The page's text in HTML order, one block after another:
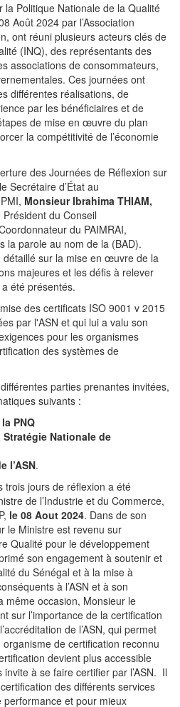
Politique Nationale de la Qualité
Août 2024 par l’Association
ont réuni plusieurs acteurs clés de
(INQ), des représentants des
associations de consommateurs,
Ces journées ont
différentes réalisations, de
par les bénéficiaires et de
de mise en œuvre du plan
la compétitivité de l’économie
des Journées de Réflexion sur
Secrétaire d’État au
Monsieur Ibrahima THIAM,
du Conseil
du PAIMRAI,
la parole au nom de la (BAD).
détaillé sur la mise en œuvre de la
majeures et les défis à relever
été présentés.
des certificats ISO 9001 v 2015
par l'ASN et qui lui a valu son
pour les organismes
des systèmes de
parties prenantes invitées,
suivants :
PNQ
Nationale de
l’ASN.
trois jours de réflexion a été
de l’Industrie et du Commerce,
le 08 Aout 2024. Dans de son
le Ministre est revenu sur
Qualité pour le développement
son engagement à soutenir et
du Sénégal et à la mise à
à l’ASN et à son
même occasion, Monsieur le
sur l’importance de la certification
de l’ASN, qui permet
de certification reconnu
devient plus accessible
à se faire certifier par l’ASN. Il
des différents services
performance et pour mieux